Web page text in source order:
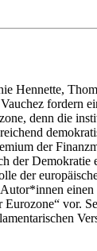
Hennette,
fordern
denn die
der
der
der
einen
Eurozone“ vor.